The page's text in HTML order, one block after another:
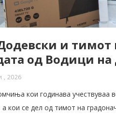
и тимот
од Водици на
, 2026
кои годинава учествуваа
а кои се дел од тимот на